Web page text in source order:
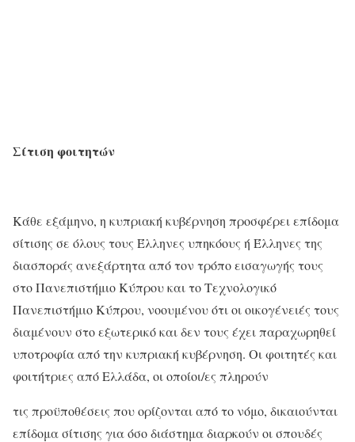
Σίτιση φοιτητών
Κάθε εξάμηνο, η κυπριακή κυβέρνηση προσφέρει επίδομα
σίτισης σε όλους τους Έλληνες υπηκόους ή Έλληνες της
διασποράς ανεξάρτητα από τον τρόπο εισαγωγής τους
στο Πανεπιστήμιο Κύπρου και το Τεχνολογικό
Πανεπιστήμιο Κύπρου, νοουμένου ότι οι οικογένειές τους
διαμένουν στο εξωτερικό και δεν τους έχει παραχωρηθεί
υποτροφία από την κυπριακή κυβέρνηση. Οι φοιτητές και
φοιτήτριες από Ελλάδα, οι οποίοι/ες πληρούν
τις προϋποθέσεις που ορίζονται από το νόμο, δικαιούνται
επίδομα σίτισης για όσο διάστημα διαρκούν οι σπουδές